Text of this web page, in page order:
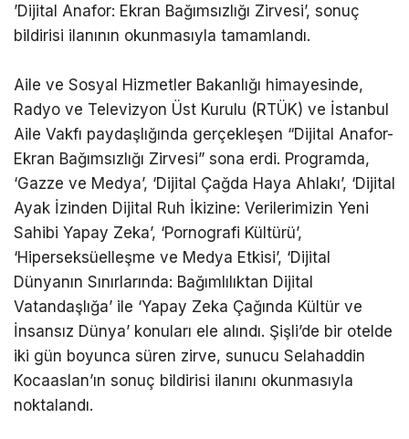
’Dijital Anafor: Ekran Bağımsızlığı Zirvesi’, sonuç
bildirisi ilanının okunmasıyla tamamlandı.
Aile ve Sosyal Hizmetler Bakanlığı himayesinde,
Radyo ve Televizyon Üst Kurulu (RTÜK) ve İstanbul
Aile Vakfı paydaşlığında gerçekleşen “Dijital Anafor-
Ekran Bağımsızlığı Zirvesi” sona erdi. Programda,
‘Gazze ve Medya’, ‘Dijital Çağda Haya Ahlakı’, ‘Dijital
Ayak İzinden Dijital Ruh İkizine: Verilerimizin Yeni
Sahibi Yapay Zeka’, ‘Pornografi Kültürü’,
‘Hiperseksüelleşme ve Medya Etkisi’, ‘Dijital
Dünyanın Sınırlarında: Bağımlılıktan Dijital
Vatandaşlığa’ ile ‘Yapay Zeka Çağında Kültür ve
İnsansız Dünya’ konuları ele alındı. Şişli’de bir otelde
iki gün boyunca süren zirve, sunucu Selahaddin
Kocaaslan’ın sonuç bildirisi ilanını okunmasıyla
noktalandı.